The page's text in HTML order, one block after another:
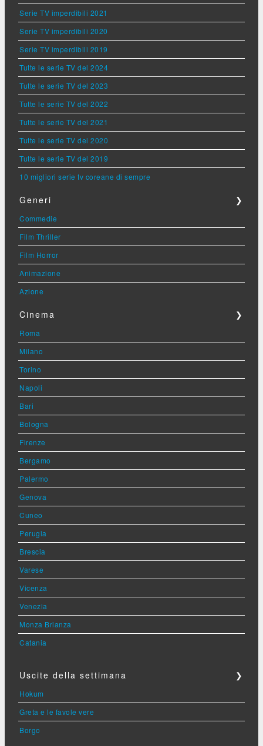
Serie TV imperdibili 2021
Serie TV imperdibili 2020
Serie TV imperdibili 2019
Tutte le serie TV del 2024
Tutte le serie TV del 2023
Tutte le serie TV del 2022
Tutte le serie TV del 2021
Tutte le serie TV del 2020
Tutte le serie TV del 2019
10 migliori serie tv coreane di sempre
Generi ❯
Commedie
Film Thriller
Film Horror
Animazione
Azione
Cinema ❯
Roma
Milano
Torino
Napoli
Bari
Bologna
Firenze
Bergamo
Palermo
Genova
Cuneo
Perugia
Brescia
Varese
Vicenza
Venezia
Monza Brianza
Catania
Uscite della settimana ❯
Hokum
Greta e le favole vere
Borgo